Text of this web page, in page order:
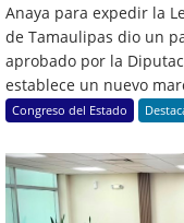
Anaya para expedir la
de Tamaulipas dio un
aprobado por la
establece un nuevo
Congreso del Estado